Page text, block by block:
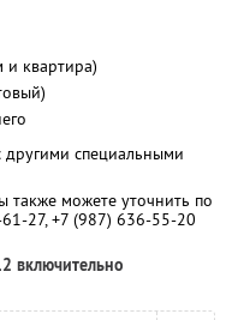
и квартира)
другими специальными
можете уточнить по
27, +7 (987) 636-55-20
включительно